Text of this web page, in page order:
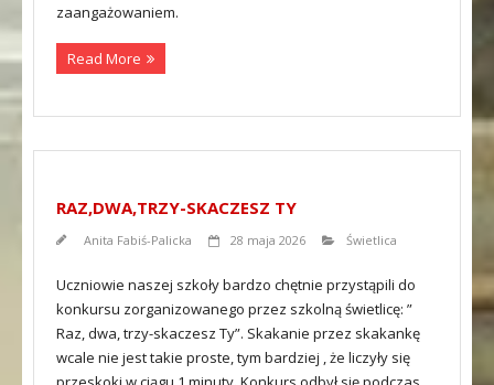
zaangażowaniem.
Read More
RAZ,DWA,TRZY-SKACZESZ TY
Anita Fabiś-Palicka 28 maja 2026 Świetlica
Uczniowie naszej szkoły bardzo chętnie przystąpili do
konkursu zorganizowanego przez szkolną świetlicę: ”
Raz, dwa, trzy-skaczesz Ty”. Skakanie przez skakankę
wcale nie jest takie proste, tym bardziej , że liczyły się